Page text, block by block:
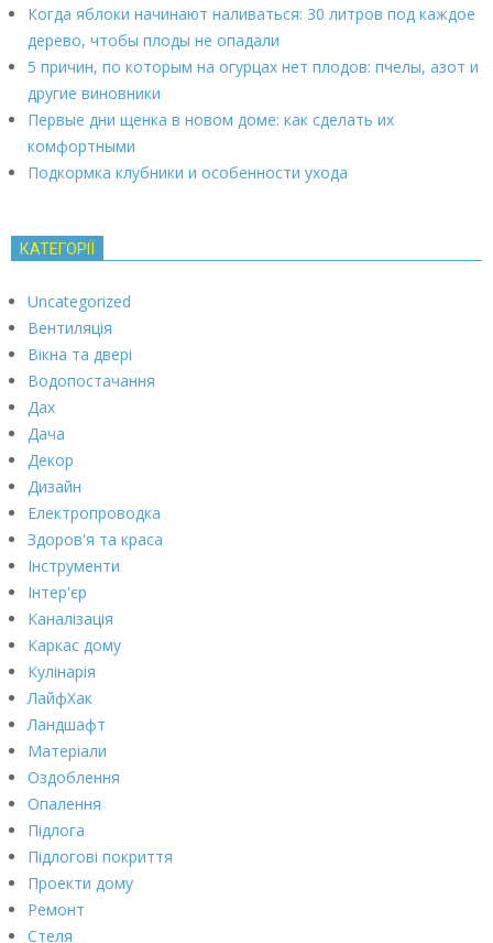
Когда яблоки начинают наливаться: 30 литров под каждое
дерево, чтобы плоды не опадали
5 причин, по которым на огурцах нет плодов: пчелы, азот и
другие виновники
Первые дни щенка в новом доме: как сделать их
комфортными
Подкормка клубники и особенности ухода
КАТЕГОРІЇ
Uncategorized
Вентиляція
Вікна та двері
Водопостачання
Дах
Дача
Декор
Дизайн
Електропроводка
Здоров'я та краса
Інструменти
Інтер'єр
Каналізація
Каркас дому
Кулінарія
ЛайфХак
Ландшафт
Матеріали
Оздоблення
Опалення
Підлога
Підлогові покриття
Проекти дому
Ремонт
Стеля